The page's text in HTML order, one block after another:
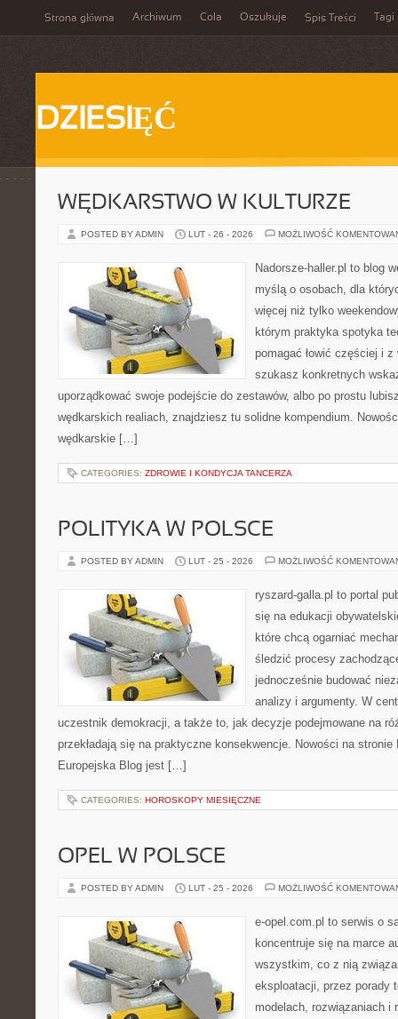
Strona główna Archiwum Cola Oszukuje Spis Treści Tagi
DZIESIĘĆ
WĘDKARSTWO W KULTURZE
POSTED BY ADMIN LUT - 26 - 2026 MOŻLIWOŚĆ
Nadorsze-haller.pl to blog
myślą o osobach, dla
więcej niż tylko
którym praktyka spotyka
pomagać łowić częściej i
szukasz konkretnych
uporządkować swoje podejście do zestawów, albo po prostu
wędkarskich realiach, znajdziesz tu solidne kompendium.
wędkarskie […]
CATEGORIES: ZDROWIE I KONDYCJA TANCERZA
POLITYKA W POLSCE
POSTED BY ADMIN LUT - 25 - 2026 MOŻLIWOŚĆ
ryszard-galla.pl to portal
się na edukacji
które chcą ogarniać
śledzić procesy
jednocześnie budować
analizy i argumenty. W
uczestnik demokracji, a także to, jak decyzje podejmowane na
przekładają się na praktyczne konsekwencje. Nowości na
Europejska Blog jest […]
CATEGORIES: HOROSKOPY MIESIĘCZNE
OPEL W POLSCE
POSTED BY ADMIN LUT - 25 - 2026 MOŻLIWOŚĆ
e-opel.com.pl to serwis o
koncentruje się na marce
wszystkim, co z nią
eksploatacji, przez porady
modelach, rozwiązaniach i